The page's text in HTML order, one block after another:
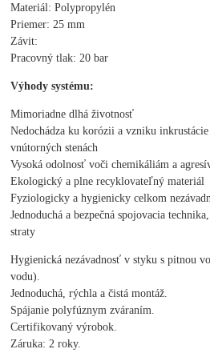
Materiál: Polypropylén
Priemer: 25 mm
Závit:
Pracovný tlak: 20 bar
Výhody systému:
Mimoriadne dlhá životnosť
Nedochádza ku korózii a vzniku
vnútorných stenách
Vysoká odolnosť voči chemikáliám a
Ekologický a plne recyklovateľný materiál
Fyziologicky a hygienicky celkom
Jednoduchá a bezpečná spojovacia
straty
Hygienická nezávadnosť v styku s pitnou
vodu).
Jednoduchá, rýchla a čistá montáž.
Spájanie polyfúznym zváraním.
Certifikovaný výrobok.
Záruka: 2 roky.